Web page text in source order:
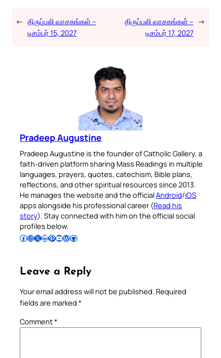
← திருப்பலி வாசகங்கள் –
டிசம்பர் 15, 2027
திருப்பலி வாசகங்கள் –
டிசம்பர் 17, 2027
→
Pradeep Augustine
Pradeep Augustine is the founder of Catholic Gallery, a
faith-driven platform sharing Mass Readings in multiple
languages, prayers, quotes, catechism, Bible plans,
reflections, and other spiritual resources since 2013.
He manages the website and the officialAndroid/iOS
apps alongside his professional career (Read his
story). Stay connected with him on the official social
profiles below.
Follow Pradeep on Facebook Follow Pradeep on InstagramFollow Pradeep on X Follow Pradeep on LinkedIn Follow Pradeep on Pinterest Subscribe to Pradeep’s Youtube Channel Follow Pradeep on WordPress Follow Pradeep on GitHub
Leave a Reply
Your email address will not be published. Required
fields are marked *
Comment*